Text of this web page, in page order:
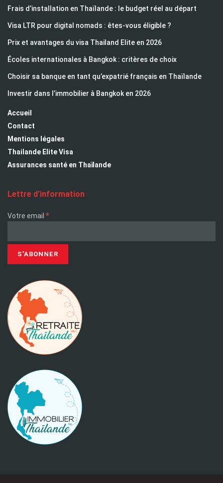
Frais d’installation en Thaïlande : le budget réel au départ
Visa LTR pour digital nomads : êtes-vous éligible ?
Prix et avantages du visa Thailand Elite en 2026
Écoles internationales à Bangkok : critères de choix
Choisir sa banque en tant qu’expatrié français en Thaïlande
Investir dans l’immobilier à Bangkok en 2026
Accueil
Contact
Mentions légales
Thailande Elite Visa
Assurances santé en Thaïlande
Lettre d’information
Votre email *